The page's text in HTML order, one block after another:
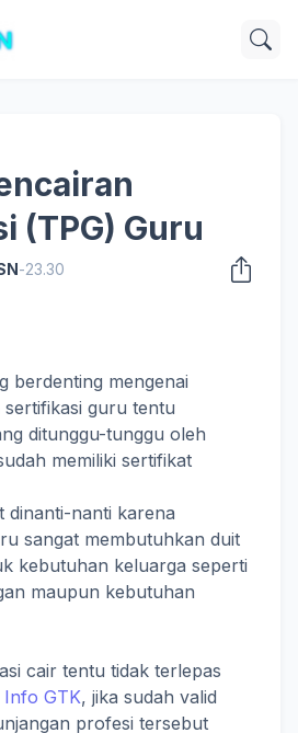
(TPG) Guru
-23.30
berdenting mengenai
guru tentu
ditunggu-tunggu oleh
memiliki sertifikat
dinanti-nanti karena
sangat membutuhkan duit
kebutuhan keluarga seperti
maupun kebutuhan
cair tentu tidak terlepas
Info GTK, jika sudah valid
profesi tersebut